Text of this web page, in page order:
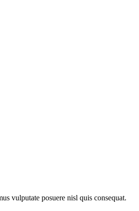
vulputate posuere nisl quis consequat.